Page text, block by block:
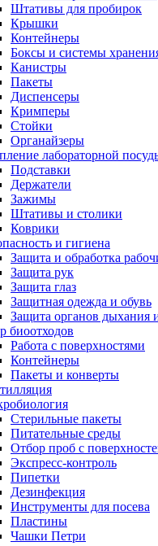
Штативы для пробирок
Крышки
Контейнеры
Боксы и системы
Канистры
Пакеты
Диспенсеры
Кримперы
Стойки
Органайзеры
лабораторной
Подставки
Держатели
Зажимы
Штативы и столики
Коврики
и гигиена
Защита и обработка
Защита рук
Защита глаз
Защитная одежда и обувь
Защита органов дыхания
биоотходов
Работа с поверхностями
Контейнеры
Пакеты и конверты
Стерильные пакеты
Питательные среды
Отбор проб с
Экспресс-контроль
Пипетки
Дезинфекция
Инструменты для посева
Пластины
Чашки Петри